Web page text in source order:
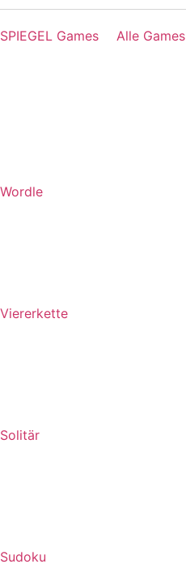
SPIEGEL Games Alle Games
Wordle
Viererkette
Solitär
Sudoku